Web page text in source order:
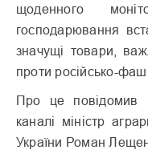
щоденного
господарювання
значущі товари,
проти російсько-
Про це повідомив
каналі міністр
України ​Роман